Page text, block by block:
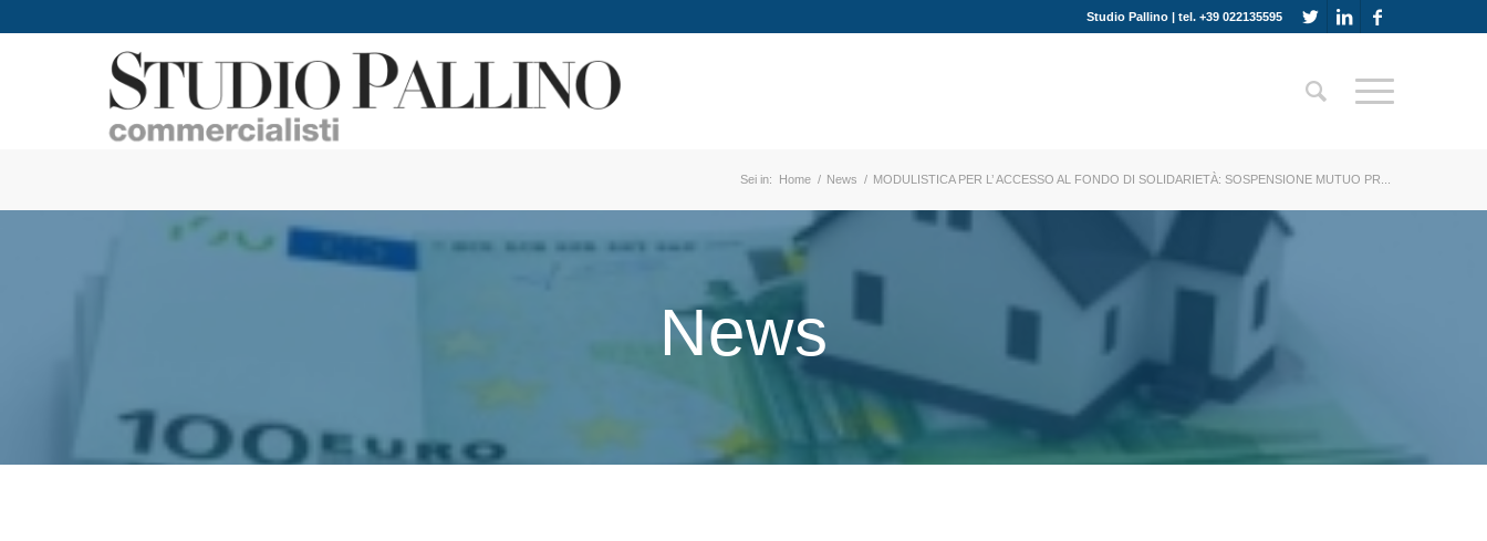
Studio Pallino | tel. +39 022135595
Sei in: Home / News / MODULISTICA PER L’ ACCESSO AL FONDO DI SOLIDARIETÀ: SOSPENSIONE MUTUO PR...
News